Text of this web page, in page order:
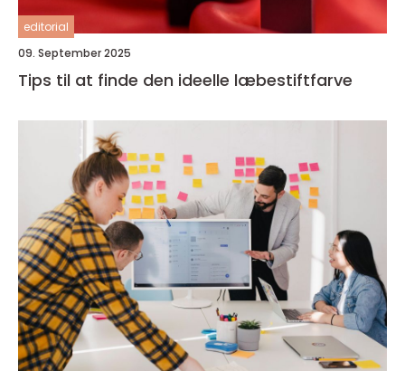
editorial
09. September 2025
Tips til at finde den ideelle læbestiftfarve